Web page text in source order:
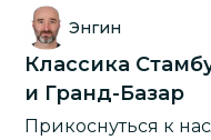
Энгин
Классика
и Гранд-Базар
Прикоснуться к